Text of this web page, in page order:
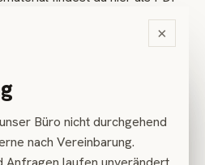
×
Büro nicht durchgehend
nach Vereinbarung.
große Quelle der